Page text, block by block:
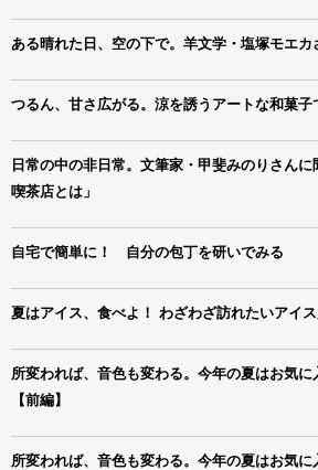
ある晴れた日、空の下で。羊文学・塩塚モエカ
つるん、甘さ広がる。涼を誘うアートな和菓子
日常の中の非日常。文筆家・甲斐みのりさん
喫茶店とは」
自宅で簡単に！ 自分の包丁を研いでみる
夏はアイス、食べよ！ わざわざ訪れたいアイ
所変われば、音色も変わる。今年の夏はお気に
【前編】
所変われば、音色も変わる。今年の夏はお気に